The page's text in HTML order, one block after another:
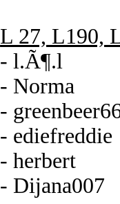
L 27, L190,
- l.Ã¶.l
- Norma
-
- ediefreddie
- herbert
- Dijana007